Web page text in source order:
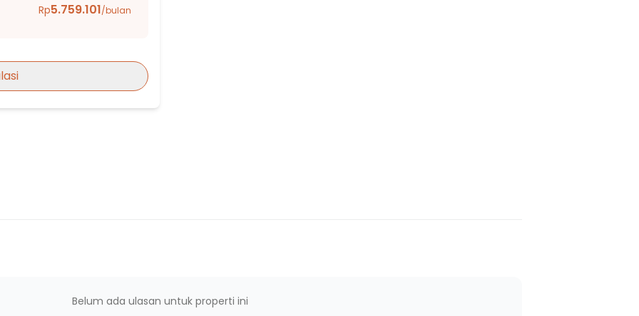
Rp5.759.101/bulan
Belum ada ulasan untuk properti ini